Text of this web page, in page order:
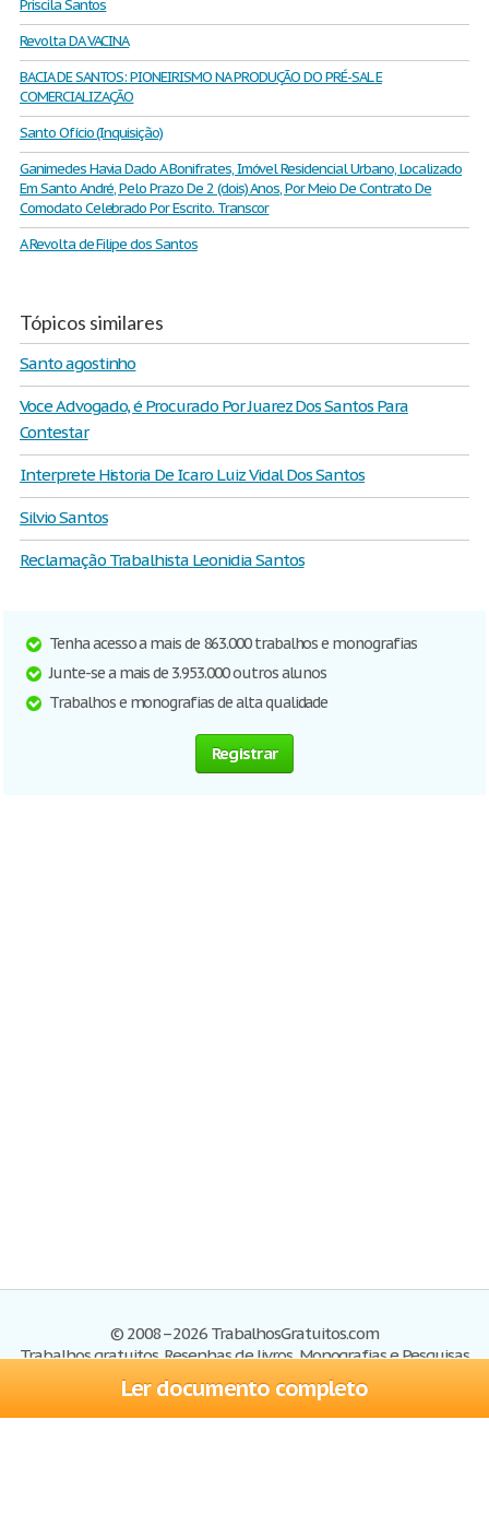
Ler documento completo
Priscila Santos
Revolta DA VACINA
BACIA DE SANTOS: PIONEIRISMO NA PRODUÇÃO DO PRÉ-SAL E
COMERCIALIZAÇÃO
Santo Ofício (Inquisição)
Ganimedes Havia Dado A Bonifrates, Imóvel Residencial Urbano, Localizado
Em Santo André, Pelo Prazo De 2 (dois) Anos, Por Meio De Contrato De
Comodato Celebrado Por Escrito. Transcor
A Revolta de Filipe dos Santos
Tópicos similares
Santo agostinho
Voce Advogado, é Procurado Por Juarez Dos Santos Para
Contestar
Interprete Historia De Icaro Luiz Vidal Dos Santos
Silvio Santos
Reclamação Trabalhista Leonidia Santos
Tenha acesso a mais de 863.000 trabalhos e monografias
Junte-se a mais de 3.953.000 outros alunos
Trabalhos e monografias de alta qualidade
Registrar
© 2008–2026 TrabalhosGratuitos.com
Trabalhos gratuitos, Resenhas de livros, Monografias e Pesquisas